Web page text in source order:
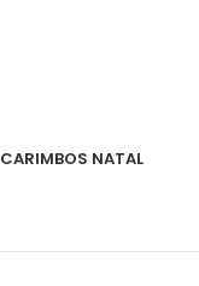
CARIMBOS NATAL